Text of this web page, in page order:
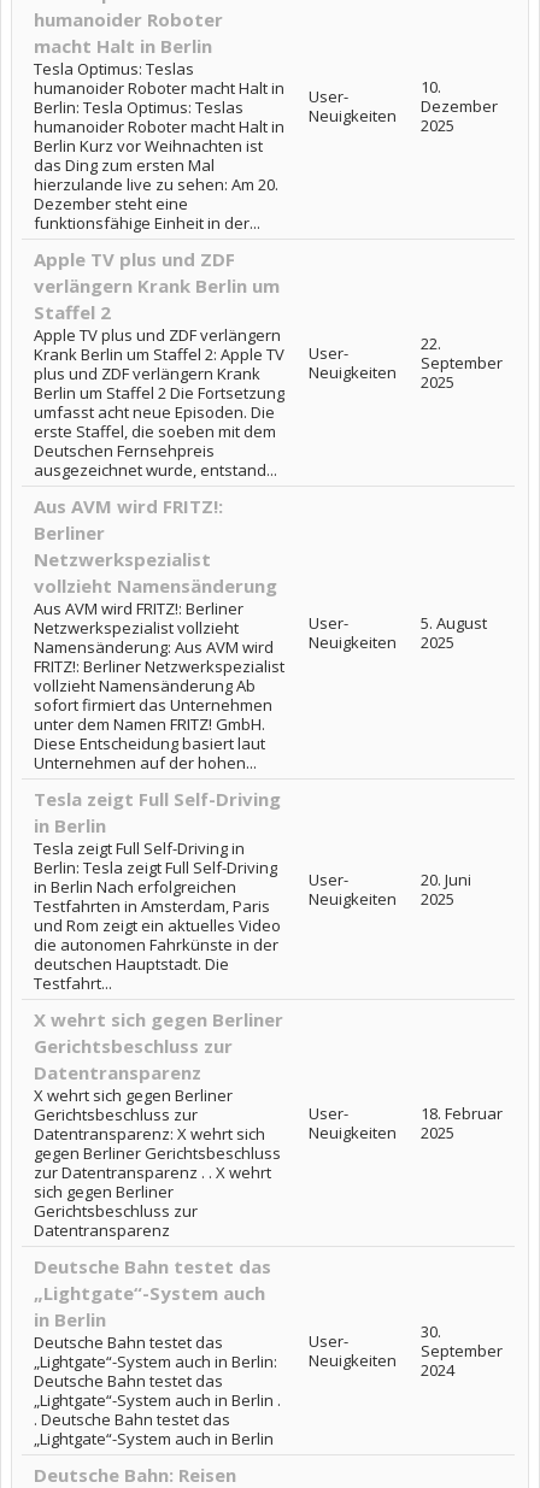
humanoider Roboter
macht Halt in Berlin
Tesla Optimus: Teslas
humanoider Roboter macht Halt in
Berlin: Tesla Optimus: Teslas
humanoider Roboter macht Halt in
Berlin Kurz vor Weihnachten ist
das Ding zum ersten Mal
hierzulande live zu sehen: Am 20.
Dezember steht eine
funktionsfähige Einheit in der...
User-
Neuigkeiten
10.
Dezember
2025
Apple TV plus und ZDF
verlängern Krank Berlin um
Staffel 2
Apple TV plus und ZDF verlängern
Krank Berlin um Staffel 2: Apple TV
plus und ZDF verlängern Krank
Berlin um Staffel 2 Die Fortsetzung
umfasst acht neue Episoden. Die
erste Staffel, die soeben mit dem
Deutschen Fernsehpreis
ausgezeichnet wurde, entstand...
User-
Neuigkeiten
22.
September
2025
Aus AVM wird FRITZ!:
Berliner
Netzwerkspezialist
vollzieht Namensänderung
Aus AVM wird FRITZ!: Berliner
Netzwerkspezialist vollzieht
Namensänderung: Aus AVM wird
FRITZ!: Berliner Netzwerkspezialist
vollzieht Namensänderung Ab
sofort firmiert das Unternehmen
unter dem Namen FRITZ! GmbH.
Diese Entscheidung basiert laut
Unternehmen auf der hohen...
User-
Neuigkeiten
5. August
2025
Tesla zeigt Full Self-Driving
in Berlin
Tesla zeigt Full Self-Driving in
Berlin: Tesla zeigt Full Self-Driving
in Berlin Nach erfolgreichen
Testfahrten in Amsterdam, Paris
und Rom zeigt ein aktuelles Video
die autonomen Fahrkünste in der
deutschen Hauptstadt. Die
Testfahrt...
User-
Neuigkeiten
20. Juni
2025
X wehrt sich gegen Berliner
Gerichtsbeschluss zur
Datentransparenz
X wehrt sich gegen Berliner
Gerichtsbeschluss zur
Datentransparenz: X wehrt sich
gegen Berliner Gerichtsbeschluss
zur Datentransparenz . . X wehrt
sich gegen Berliner
Gerichtsbeschluss zur
Datentransparenz
User-
Neuigkeiten
18. Februar
2025
Deutsche Bahn testet das
„Lightgate“-System auch
in Berlin
Deutsche Bahn testet das
„Lightgate“-System auch in Berlin:
Deutsche Bahn testet das
„Lightgate“-System auch in Berlin .
. Deutsche Bahn testet das
„Lightgate“-System auch in Berlin
User-
Neuigkeiten
30.
September
2024
Deutsche Bahn: Reisen